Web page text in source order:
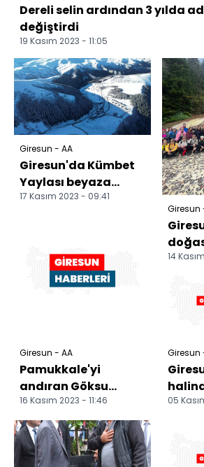
Dereli selin ardından 3 yılda
değiştirdi
19 Kasım 2023 - 11:05
Giresun - AA
Giresun'da Kümbet
Yaylası beyaza
büründü
17 Kasım 2023 - 09:41
Giresun - AA
Pamukkale'yi
andıran Göksu
travertenleri turizme
katkı sağlıyor
16 Kasım 2023 - 11:46
Giresun
14
Giresun
05